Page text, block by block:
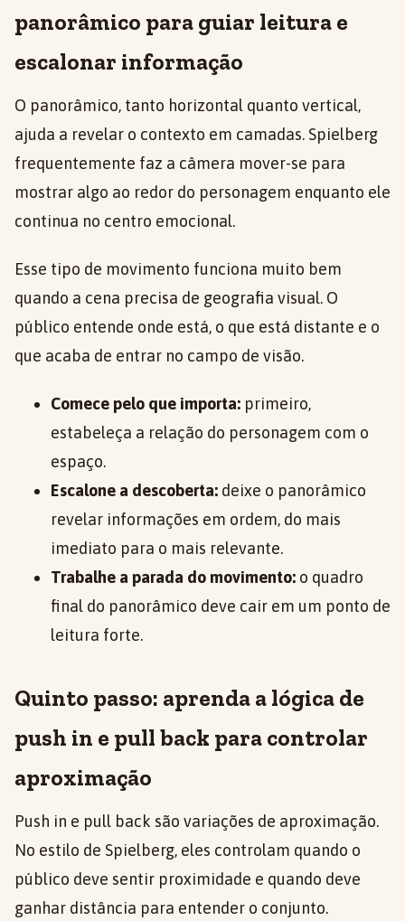
panorâmico para guiar leitura e
escalonar informação
O panorâmico, tanto horizontal quanto vertical,
ajuda a revelar o contexto em camadas. Spielberg
frequentemente faz a câmera mover-se para
mostrar algo ao redor do personagem enquanto ele
continua no centro emocional.
Esse tipo de movimento funciona muito bem
quando a cena precisa de geografia visual. O
público entende onde está, o que está distante e o
que acaba de entrar no campo de visão.
Comece pelo que importa: primeiro,
estabeleça a relação do personagem com o
espaço.
Escalone a descoberta: deixe o panorâmico
revelar informações em ordem, do mais
imediato para o mais relevante.
Trabalhe a parada do movimento: o quadro
final do panorâmico deve cair em um ponto de
leitura forte.
Quinto passo: aprenda a lógica de
push in e pull back para controlar
aproximação
Push in e pull back são variações de aproximação.
No estilo de Spielberg, eles controlam quando o
público deve sentir proximidade e quando deve
ganhar distância para entender o conjunto.